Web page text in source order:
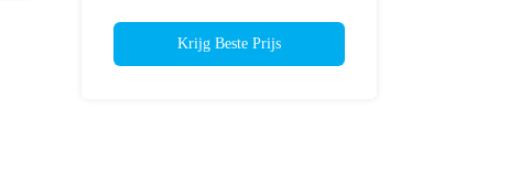
Krijg Beste Prijs